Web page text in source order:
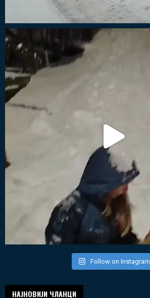
Follow on Instagram
НАЈНОВИЈИ ЧЛАНЦИ